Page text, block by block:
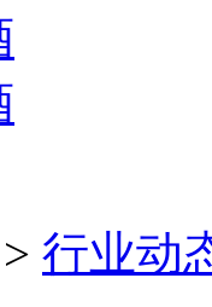
> 行业动